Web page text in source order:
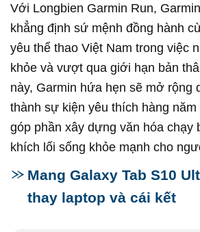
Với Longbien Garmin Run,
khẳng định sứ mệnh đồng hành
yêu thể thao Việt Nam trong việc
khỏe và vượt qua giới hạn bản
này, Garmin hứa hẹn sẽ mở rộng
thành sự kiện yêu thích hàng năm
góp phần xây dựng văn hóa chạy
khích lối sống khỏe mạnh cho
Mang Galaxy Tab S10
thay laptop và cái kết